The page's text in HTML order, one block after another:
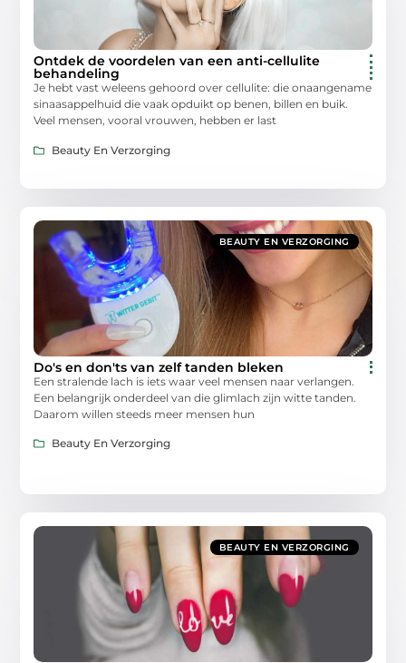
Ontdek de voordelen van een anti-cellulite
behandeling
Je hebt vast weleens gehoord over cellulite: die onaangename
sinaasappelhuid die vaak opduikt op benen, billen en buik.
Veel mensen, vooral vrouwen, hebben er last
Beauty En Verzorging
BEAUTY EN VERZORGING
Do's en don'ts van zelf tanden bleken
Een stralende lach is iets waar veel mensen naar verlangen.
Een belangrijk onderdeel van die glimlach zijn witte tanden.
Daarom willen steeds meer mensen hun
Beauty En Verzorging
BEAUTY EN VERZORGING